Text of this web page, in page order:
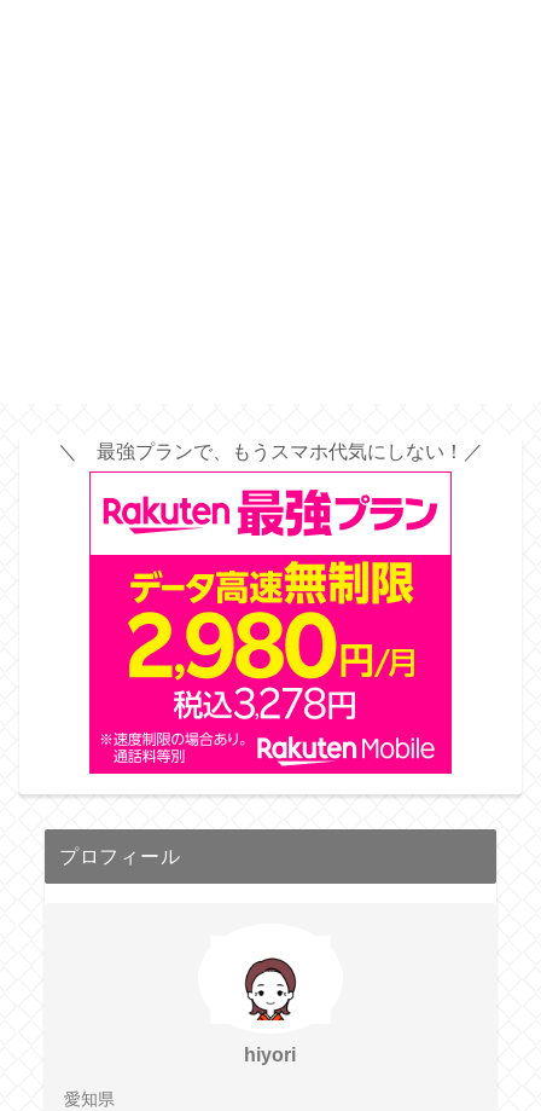
＼ 最強プランで、もうスマホ代気にしない！／
プロフィール
hiyori
愛知県